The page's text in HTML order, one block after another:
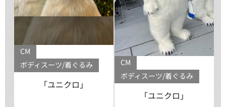
CM
ボディスーツ/着ぐるみ
「ユニクロ」
CM
ボディスーツ/着ぐるみ
「ユニクロ」